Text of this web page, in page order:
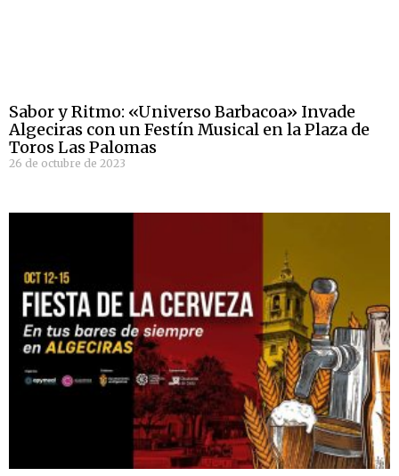
Sabor y Ritmo: «Universo Barbacoa» Invade
Algeciras con un Festín Musical en la Plaza de
Toros Las Palomas
26 de octubre de 2023